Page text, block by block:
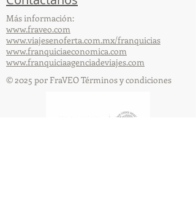
Más información:
www.fraveo.com
www.viajesenoferta.com.mx/franquicias
www.franquiciaeconomica.com
www.franquiciaagenciadeviajes.com
© 2025 por FraVEO Términos y condiciones